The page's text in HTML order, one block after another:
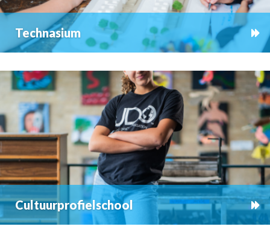
Technasium
Cultuurprofielschool